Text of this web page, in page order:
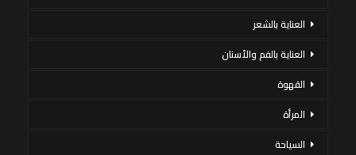
العناية بالشعر
العناية بالفم والأسنان
القهوة
المرأة
السياحة